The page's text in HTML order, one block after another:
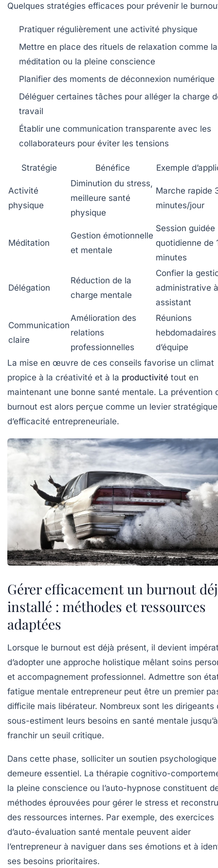
Quelques stratégies efficaces pour prévenir le
Pratiquer régulièrement une activité physique
Mettre en place des rituels de relaxation comme la
méditation ou la pleine conscience
Planifier des moments de déconnexion numérique
Déléguer certaines tâches pour alléger la charge
travail
Établir une communication transparente avec les
collaborateurs pour éviter les tensions
Stratégie Bénéfice Exemple
Activité
physique
Diminution du stress,
meilleure santé
physique
Marche rapide
minutes/jour
Méditation
Gestion émotionnelle
et mentale
Session guidée
quotidienne de
minutes
Délégation
Réduction de la
charge mentale
Confier la
administrative
assistant
Communication
claire
Amélioration des
relations
professionnelles
Réunions
hebdomadaires
d’équipe
La mise en œuvre de ces conseils favorise un climat
propice à la créativité et à la productivité tout en
maintenant une bonne santé mentale. La prévention
burnout est alors perçue comme un levier stratégique
d’efficacité entrepreneuriale.
Gérer efficacement un burnout
installé : méthodes et ressources
adaptées
Lorsque le burnout est déjà présent, il devient
d’adopter une approche holistique mêlant soins
et accompagnement professionnel. Admettre son
fatigue mentale entrepreneur peut être un premier
difficile mais libérateur. Nombreux sont les dirigeants
sous-estiment leurs besoins en santé mentale jusqu’à
franchir un seuil critique.
Dans cette phase, solliciter un soutien psychologique
demeure essentiel. La thérapie cognitivo-
la pleine conscience ou l’auto-hypnose constituent
méthodes éprouvées pour gérer le stress et
des ressources internes. Par exemple, des exercices
d’auto-évaluation santé mentale peuvent aider
l’entrepreneur à naviguer dans ses émotions et à
ses besoins prioritaires.